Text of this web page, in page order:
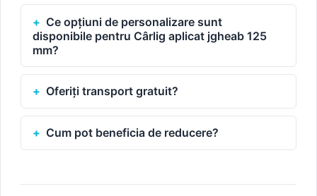
Ce opțiuni de personalizare sunt
disponibile pentru Cârlig aplicat jgheab 125
mm?
Oferiți transport gratuit?
Cum pot beneficia de reducere?